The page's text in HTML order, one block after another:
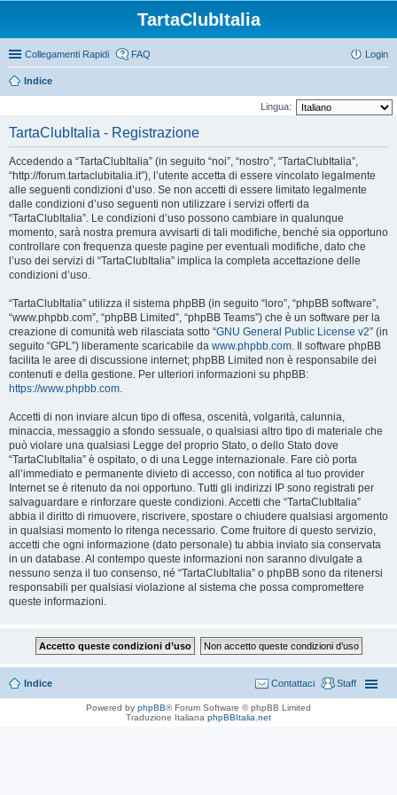
TartaClubItalia
Collegamenti Rapidi FAQ Login
Indice
Lingua:
TartaClubItalia - Registrazione
Accedendo a “TartaClubItalia” (in seguito “noi”, “nostro”, “TartaClubItalia”,
“http://forum.tartaclubitalia.it”), l’utente accetta di essere vincolato legalmente
alle seguenti condizioni d’uso. Se non accetti di essere limitato legalmente
dalle condizioni d’uso seguenti non utilizzare i servizi offerti da
“TartaClubItalia”. Le condizioni d’uso possono cambiare in qualunque
momento, sarà nostra premura avvisarti di tali modifiche, benché sia opportuno
controllare con frequenza queste pagine per eventuali modifiche, dato che
l’uso dei servizi di “TartaClubItalia” implica la completa accettazione delle
condizioni d’uso.
“TartaClubItalia” utilizza il sistema phpBB (in seguito “loro”, “phpBB software”,
“www.phpbb.com”, “phpBB Limited”, “phpBB Teams”) che è un software per la
creazione di comunità web rilasciata sotto “GNU General Public License v2” (in
seguito “GPL”) liberamente scaricabile da www.phpbb.com. Il software phpBB
facilita le aree di discussione internet; phpBB Limited non è responsabile dei
contenuti e della gestione. Per ulteriori informazioni su phpBB:
https://www.phpbb.com.
Accetti di non inviare alcun tipo di offesa, oscenità, volgarità, calunnia,
minaccia, messaggio a sfondo sessuale, o qualsiasi altro tipo di materiale che
può violare una qualsiasi Legge del proprio Stato, o dello Stato dove
“TartaClubItalia” è ospitato, o di una Legge internazionale. Fare ciò porta
all’immediato e permanente divieto di accesso, con notifica al tuo provider
Internet se è ritenuto da noi opportuno. Tutti gli indirizzi IP sono registrati per
salvaguardare e rinforzare queste condizioni. Accetti che “TartaClubItalia”
abbia il diritto di rimuovere, riscrivere, spostare o chiudere qualsiasi argomento
in qualsiasi momento lo ritenga necessario. Come fruitore di questo servizio,
accetti che ogni informazione (dato personale) tu abbia inviato sia conservata
in un database. Al contempo queste informazioni non saranno divulgate a
nessuno senza il tuo consenso, né “TartaClubItalia” o phpBB sono da ritenersi
responsabili per qualsiasi violazione al sistema che possa compromettere
queste informazioni.
Indice Staff
Contattaci
Powered by phpBB® Forum Software © phpBB Limited
Traduzione Italiana phpBBItalia.net